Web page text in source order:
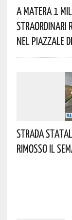
A Matera 1
Straordinari
Nel Piazzale
Strada
Rimosso Il